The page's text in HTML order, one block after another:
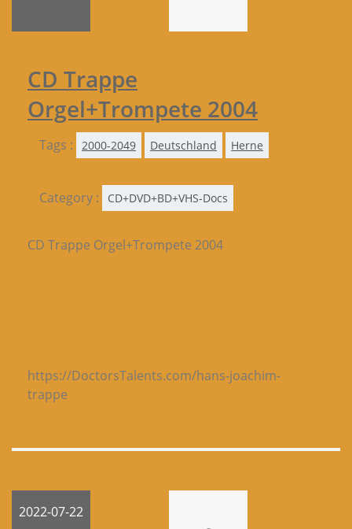
CD Trappe
Orgel+Trompete 2004
Tags : 2000-2049 Deutschland Herne
Category : CD+DVD+BD+VHS-Docs
CD Trappe Orgel+Trompete 2004
https://DoctorsTalents.com/hans-joachim-
trappe
2022-07-22